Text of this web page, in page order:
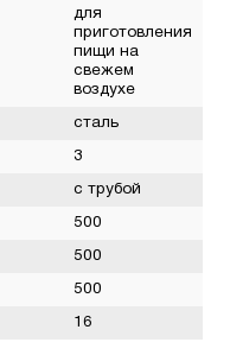
для
приготовления
пищи на
свежем
воздухе
сталь
3
с трубой
500
500
500
16